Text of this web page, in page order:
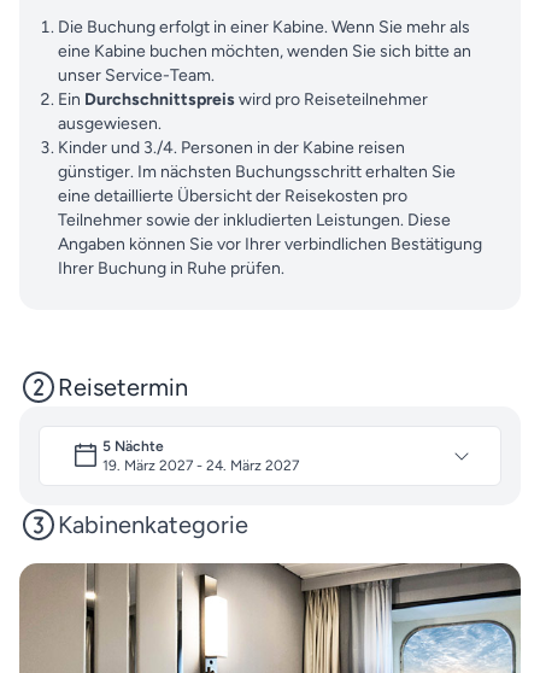
Die Buchung erfolgt in einer Kabine. Wenn Sie mehr als
eine Kabine buchen möchten, wenden Sie sich bitte an
unser Service-Team.
Ein Durchschnittspreiswird pro Reiseteilnehmer
ausgewiesen.
Kinder und 3./4. Personen in der Kabine reisen
günstiger. Im nächsten Buchungsschritt erhalten Sie
eine detaillierte Übersicht der Reisekosten pro
Teilnehmer sowie der inkludierten Leistungen. Diese
Angaben können Sie vor Ihrer verbindlichen Bestätigung
Ihrer Buchung in Ruhe prüfen.
Reisetermin
5 Nächte
19. März 2027 - 24. März 2027
Kabinenkategorie